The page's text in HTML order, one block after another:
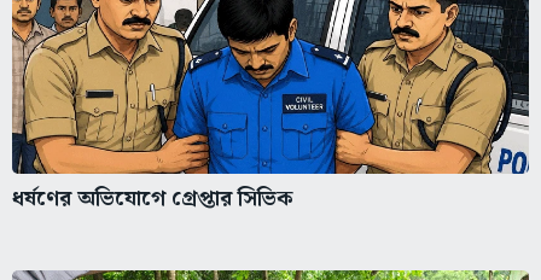
ধর্ষণের অভিযোগে গ্রেপ্তার সিভিক